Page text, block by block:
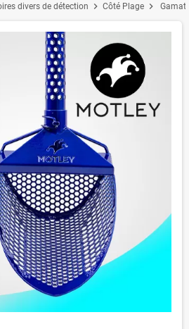
divers de détection chevron_right Côté Plage chevron_right